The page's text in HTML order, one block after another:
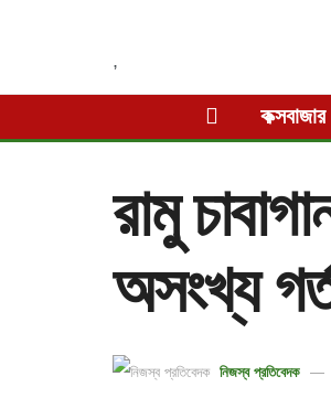
,
রামু
অসংখ্য
নিজস্ব প্রতিবেদক